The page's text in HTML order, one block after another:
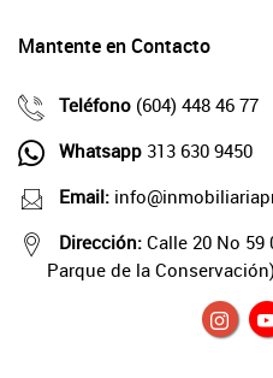
Mantente en Contacto
Teléfono (604) 448 46 77
Whatsapp 313 630 9450
Email:
Dirección: Calle 20 No 59
Parque de la Conservación)